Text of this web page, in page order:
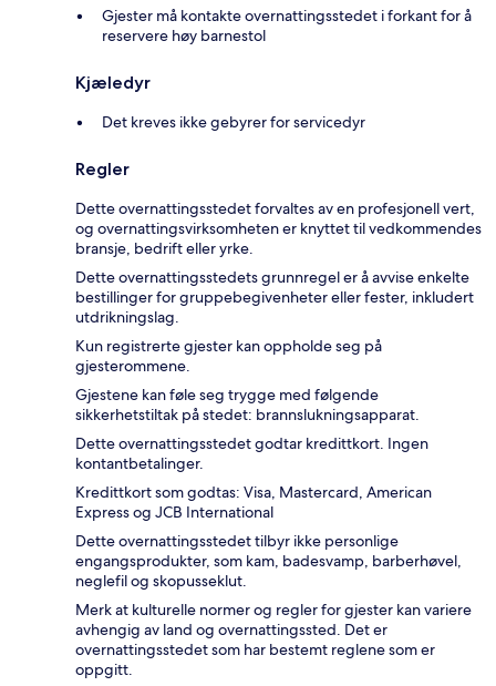
Gjester må kontakte overnattingsstedet i forkant for å
reservere høy barnestol
Kjæledyr
Det kreves ikke gebyrer for servicedyr
Regler
Dette overnattingsstedet forvaltes av en profesjonell vert,
og overnattingsvirksomheten er knyttet til vedkommendes
bransje, bedrift eller yrke.
Dette overnattingsstedets grunnregel er å avvise enkelte
bestillinger for gruppebegivenheter eller fester, inkludert
utdrikningslag.
Kun registrerte gjester kan oppholde seg på
gjesterommene.
Gjestene kan føle seg trygge med følgende
sikkerhetstiltak på stedet: brannslukningsapparat.
Dette overnattingsstedet godtar kredittkort. Ingen
kontantbetalinger.
Kredittkort som godtas: Visa, Mastercard, American
Express og JCB International
Dette overnattingsstedet tilbyr ikke personlige
engangsprodukter, som kam, badesvamp, barberhøvel,
neglefil og skopusseklut.
Merk at kulturelle normer og regler for gjester kan variere
avhengig av land og overnattingssted. Det er
overnattingsstedet som har bestemt reglene som er
oppgitt.